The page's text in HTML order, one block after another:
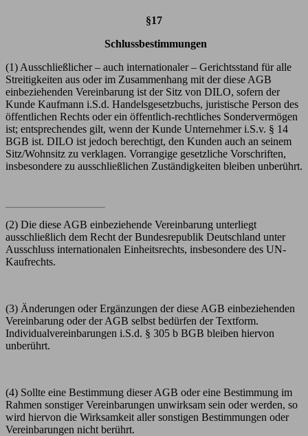
§17
Schlussbestimmungen
(1) Ausschließlicher – auch internationaler – Gerichtsstand für alle
Streitigkeiten aus oder im Zusammenhang mit der diese AGB
einbeziehenden Vereinbarung ist der Sitz von DILO, sofern der
Kunde Kaufmann i.S.d. Handelsgesetzbuchs, juristische Person des
öffentlichen Rechts oder ein öffentlich-rechtliches Sondervermögen
ist; entsprechendes gilt, wenn der Kunde Unternehmer i.S.v. § 14
BGB ist. DILO ist jedoch berechtigt, den Kunden auch an seinem
Sitz/Wohnsitz zu verklagen. Vorrangige gesetzliche Vorschriften,
insbesondere zu ausschließlichen Zuständigkeiten bleiben unberührt.
(2) Die diese AGB einbeziehende Vereinbarung unterliegt
ausschließlich dem Recht der Bundesrepublik Deutschland unter
Ausschluss internationalen Einheitsrechts, insbesondere des UN-
Kaufrechts.
(3) Änderungen oder Ergänzungen der diese AGB einbeziehenden
Vereinbarung oder der AGB selbst bedürfen der Textform.
Individualvereinbarungen i.S.d. § 305 b BGB bleiben hiervon
unberührt.
(4) Sollte eine Bestimmung dieser AGB oder eine Bestimmung im
Rahmen sonstiger Vereinbarungen unwirksam sein oder werden, so
wird hiervon die Wirksamkeit aller sonstigen Bestimmungen oder
Vereinbarungen nicht berührt.